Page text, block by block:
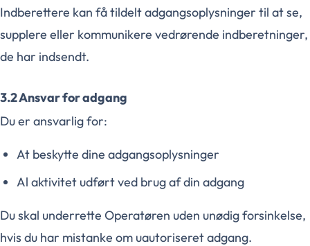
Indberettere kan få tildelt adgangsoplysninger til at se,
supplere eller kommunikere vedrørende indberetninger,
de har indsendt.
3.2 Ansvar for adgang
Du er ansvarlig for:
At beskytte dine adgangsoplysninger
Al aktivitet udført ved brug af din adgang
Du skal underrette Operatøren uden unødig forsinkelse,
hvis du har mistanke om uautoriseret adgang.